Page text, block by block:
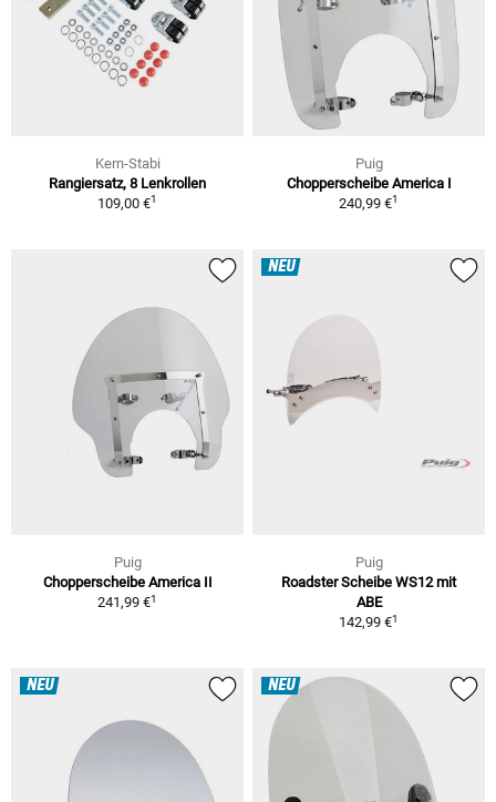
Kern-Stabi
Rangiersatz, 8 Lenkrollen
109,00 €1
Puig
Chopperscheibe America I
240,99 €1
Puig
Chopperscheibe America II
241,99 €1
NEU
Puig
Roadster Scheibe WS12 mit
ABE
142,99 €1
NEU NEU